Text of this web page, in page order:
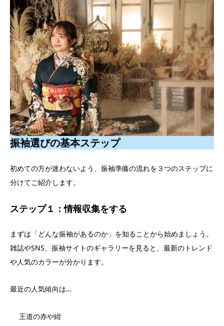
振袖選びの基本ステップ
初めての方が迷わないよう、振袖準備の流れを３つのステップに
分けてご紹介します。
ステップ１：情報収集をする
まずは「どんな振袖があるのか」を知ることから始めましょう。
雑誌やSNS、振袖サイトのギャラリーを見ると、最新のトレンド
や人気のカラーが分かります。
最近の人気傾向は…
王道の赤や紺